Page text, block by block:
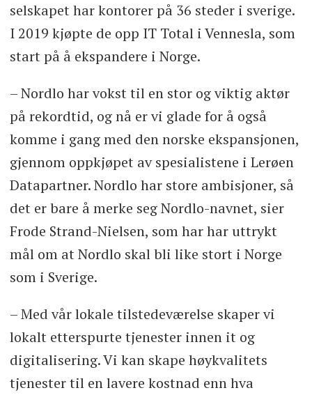
selskapet har kontorer på 36 steder i sverige.
I 2019 kjøpte de opp IT Total i Vennesla, som
start på å ekspandere i Norge.
– Nordlo har vokst til en stor og viktig aktør
på rekordtid, og nå er vi glade for å også
komme i gang med den norske ekspansjonen,
gjennom oppkjøpet av spesialistene i Lerøen
Datapartner. Nordlo har store ambisjoner, så
det er bare å merke seg Nordlo-navnet, sier
Frode Strand-Nielsen, som har har uttrykt
mål om at Nordlo skal bli like stort i Norge
som i Sverige.
– Med vår lokale tilstedeværelse skaper vi
lokalt etterspurte tjenester innen it og
digitalisering. Vi kan skape høykvalitets
tjenester til en lavere kostnad enn hva